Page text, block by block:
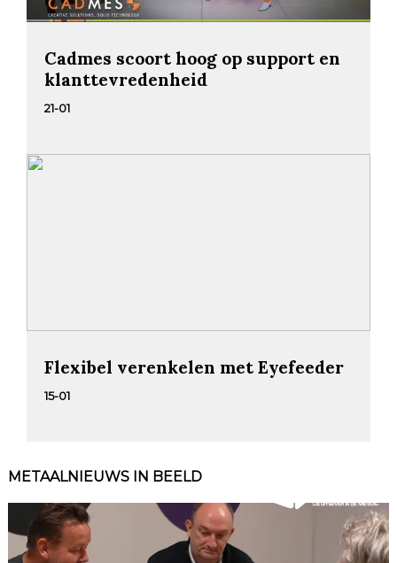
Cadmes scoort hoog op support en
klanttevredenheid
21-01
Flexibel verenkelen met Eyefeeder
15-01
METAALNIEUWS IN BEELD